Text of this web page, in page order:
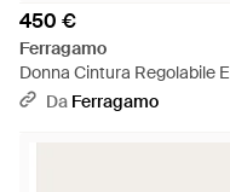
450 €
Ferragamo
Donna Cintura Regolabile E
Reversibile Gancini - Bianco
Da Ferragamo